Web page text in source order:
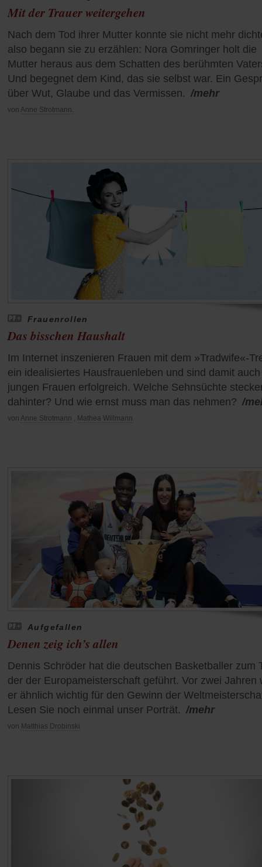
Mit der Trauer weitergehen
Nach dem Tod ihrer Mutter konnte sie nicht mehr
also begann sie zu erzählen: Nora Gomringer holt die
Mutter heraus aus dem Schatten des berühmten
Und begegnet dem Kind, das sie selbst war. Ein
über Wut, Glaube und das Vermissen. /mehr
von Anne Strotmann.
Frauenrollen
Das bisschen Haushalt
Im Internet inszenieren Frauen mit dem »Tradwife«-
ein idealisiertes Hausfrauenleben und sind damit
jungen Frauen erfolgreich. Welche Sehnsüchte
dahinter? Und wie ernst muss man das nehmen? /
von Anne Strotmann Mathea Willmann
Aufgefallen
Denen zeig ich’s allen
Dennis Schröder hat die deutschen Basketballer zum
der der Europameisterschaft geführt. Vor zwei Jahren
er ähnlich wichtig für den Gewinn der
Lesen Sie noch einmal unser Porträt. /mehr
von Matthias Drobinski